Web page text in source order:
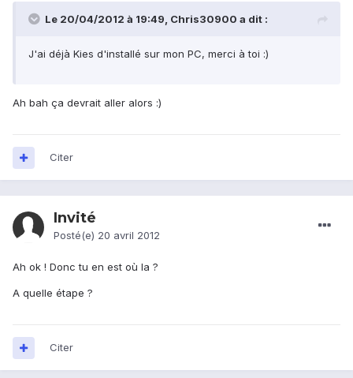
Le 20/04/2012 à 19:49, Chris30900 a dit :
J'ai déjà Kies d'installé sur mon PC, merci à toi :)
Ah bah ça devrait aller alors :)
Citer
Invité
Posté(e) 20 avril 2012
Ah ok ! Donc tu en est où la ?
A quelle étape ?
Citer